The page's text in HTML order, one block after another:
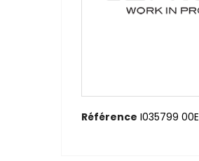
Référence I035799 00E